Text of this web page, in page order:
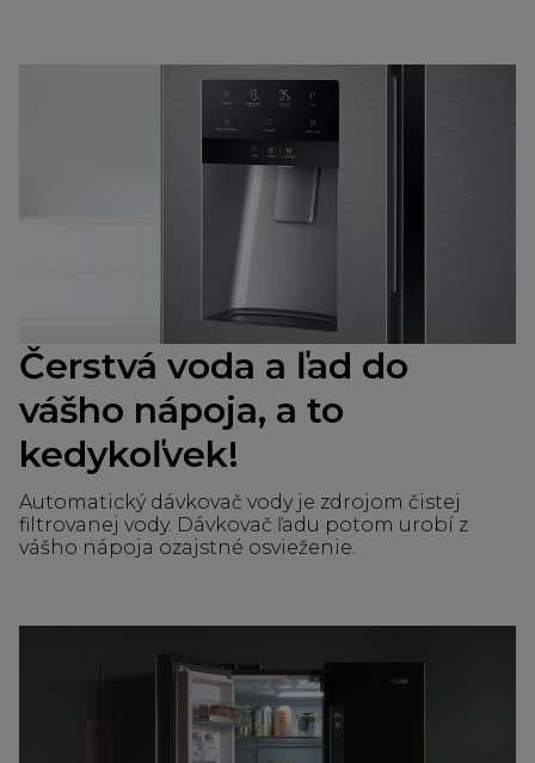
Čerstvá voda a ľad do
vášho nápoja, a to
kedykoľvek!
Automatický dávkovač vody je zdrojom čistej
filtrovanej vody. Dávkovač ľadu potom urobí z
vášho nápoja ozajstné osvieženie.